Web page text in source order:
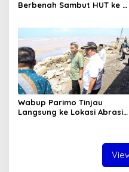
Berbenah Sambut HUT ke –
Wabup Parimo Tinjau
Langsung ke Lokasi Abrasi